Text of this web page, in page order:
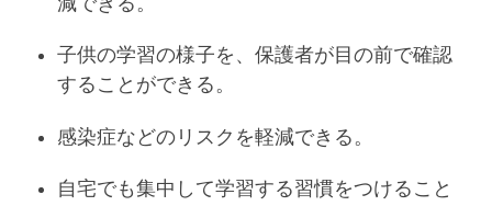
子供の学習の様子を、保護者が目の前で確認
することができる。
感染症などのリスクを軽減できる。
自宅でも集中して学習する習慣をつけること